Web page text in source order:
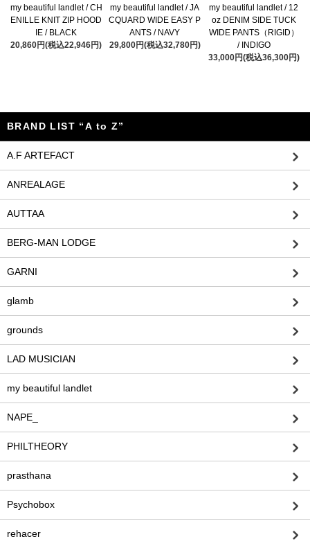
my beautiful landlet / CH
ENILLE KNIT ZIP HOOD
IE / BLACK
20,860円(税込22,946円)
my beautiful landlet / JA
CQUARD WIDE EASY P
ANTS / NAVY
29,800円(税込32,780円)
my beautiful landlet / 12
oz DENIM SIDE TUCK
WIDE PANTS（RIGID）
/ INDIGO
33,000円(税込36,300円)
BRAND LIST “A to Z”
A.F ARTEFACT
ANREALAGE
AUTTAA
BERG-MAN LODGE
GARNI
glamb
grounds
LAD MUSICIAN
my beautiful landlet
NAPE_
PHILTHEORY
prasthana
Psychobox
rehacer